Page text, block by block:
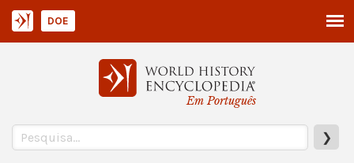
Em Português
❯
DOE